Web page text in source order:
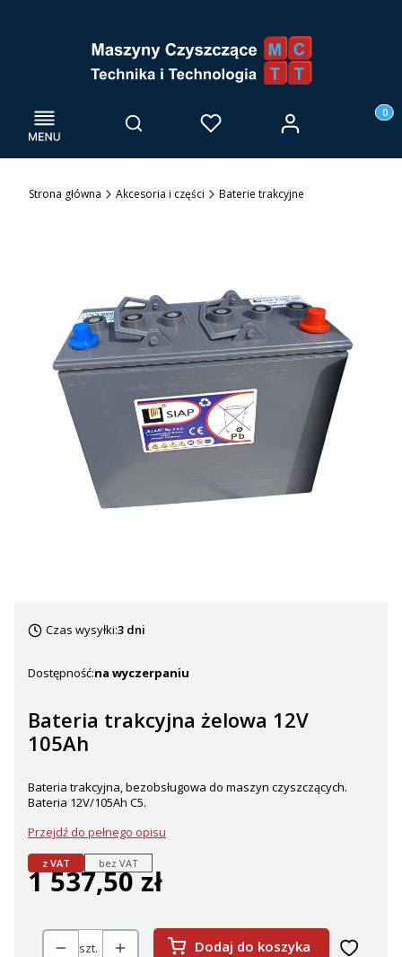
Menu Otwórz wyszukiwarkę
Szukaj Ulubione Zaloguj się
Strona główna Akcesoria i części Baterie trakcyjne
Czas wysyłki:3 dni
Dostępność:na wyczerpaniu
Bateria trakcyjna żelowa 12V
105Ah
Bateria trakcyjna, bezobsługowa do maszyn czyszczących.
Bateria 12V/105Ah C5.
Przejdź do pełnego opisu
z VAT bez VAT
Cena
1 537,50 zł
szt. Dodaj do koszyka